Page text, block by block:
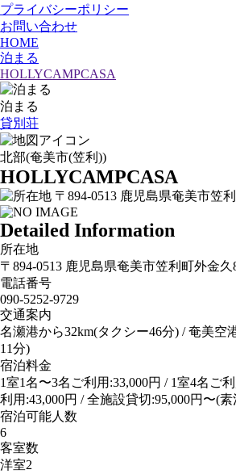
プライバシーポリシー
お問い合わせ
HOME
泊まる
HOLLYCAMPCASA
泊まる
貸別荘
北部(奄美市(笠利))
HOLLYCAMPCASA
〒894-0513 鹿児島県奄美市笠
Detailed Information
所在地
〒894-0513 鹿児島県奄美市笠利町外金久
電話番号
090‐5252‐9729
交通案内
名瀬港から32km(タクシー46分) / 奄美空
11分)
宿泊料金
1室1名〜3名ご利用:33,000円 / 1室4名ご
利用:43,000円 / 全施設貸切:95,000円〜(素
宿泊可能人数
6
客室数
洋室2